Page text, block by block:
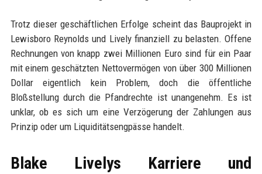
Trotz dieser geschäftlichen Erfolge scheint das Bauprojekt in
Lewisboro Reynolds und Lively finanziell zu belasten. Offene
Rechnungen von knapp zwei Millionen Euro sind für ein Paar
mit einem geschätzten Nettovermögen von über 300 Millionen
Dollar eigentlich kein Problem, doch die öffentliche
Bloßstellung durch die Pfandrechte ist unangenehm. Es ist
unklar, ob es sich um eine Verzögerung der Zahlungen aus
Prinzip oder um Liquiditätsengpässe handelt.
Blake Livelys Karriere und